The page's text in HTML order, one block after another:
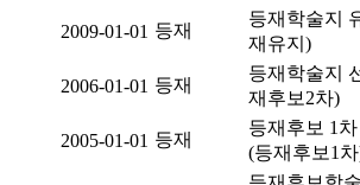
2009-01-01 등재
등재학술지
재유지)
2006-01-01 등재
등재학술지
재후보2차)
2005-01-01 등재
등재후보 1차
(등재후보1